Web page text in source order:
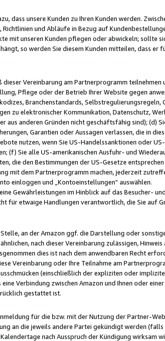
dass unsere Kunden zu Ihren Kunden werden.
und Abläufe in Bezug auf
mit unseren Kunden pflegen oder abwickeln; sollte
so werden Sie diesem Kunden mitteilen, dass er
dieser Vereinbarung am Partnerprogramm
Pflege oder der Betrieb Ihrer Website gegen
Branchenstandards,
zu elektronischer Kommunikation, Datenschutz,
aus anderen Gründen nicht geschäftsfähig sind); (d)
Garantien oder Aussagen verlassen, die in
nutzen, wenn Sie US-Handelssanktionen oder
(f) Sie alle US-amerikanischen Ausfuhr- und
die den Bestimmungen der US-Gesetze
mit dem Partnerprogramm machen, jederzeit
einloggen und „Kontoeinstellungen“ auswählen.
Gewährleistungen im Hinblick auf das Besucher-
für etwaige Handlungen verantwortlich, die Sie auf
an der Amazon ggf. die Darstellung oder
nach dieser Vereinbarung zulässigen,
dies ist nach dem anwendbaren Recht
Vereinbarung oder Ihre Teilnahme am
(einschließlich der expliziten oder
Verbindung zwischen Amazon und Ihnen oder
gestattet ist.
für die bzw. mit der Nutzung der Partner-
an die jeweils andere Partei gekündigt werden
nach Ausspruch der Kündigung wirksam